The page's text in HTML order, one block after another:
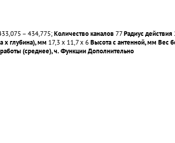
– 434,775;Количество каналов 77Радиус действия
х глубина), мм 17,3 х 11,7 х 6Высота с антенной, мм Вес
(среднее), ч.ФункцииДополнительно